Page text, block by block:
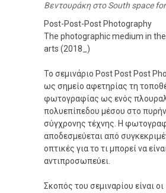
Βεντουράκη στο South space
Post-Post-Post Photography
The photographic medium in
arts (2018_)
Το σεμινάριο Post Post Post
ως σημείο αφετηρίας τη
φωτογραφίας ως ενός
πολυεπίπεδου μέσου στο
σύγχρονης τέχνης. Η
αποδεσμεύεται από
οπτικές για το τι μπορεί να
αντιπροσωπεύει.
Σκοπός του σεμιναρίου είναι οι